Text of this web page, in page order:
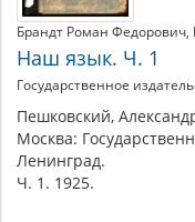
языка
Брандт Роман Федорович
Наш язык. Ч. 1
Государственное
Пешковский,
Москва:
Ленинград.
Ч. 1. 1925.